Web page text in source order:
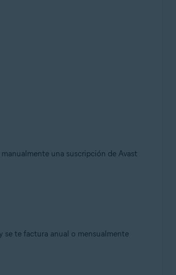
una suscripción de Avast
se te factura anual o mensualmente